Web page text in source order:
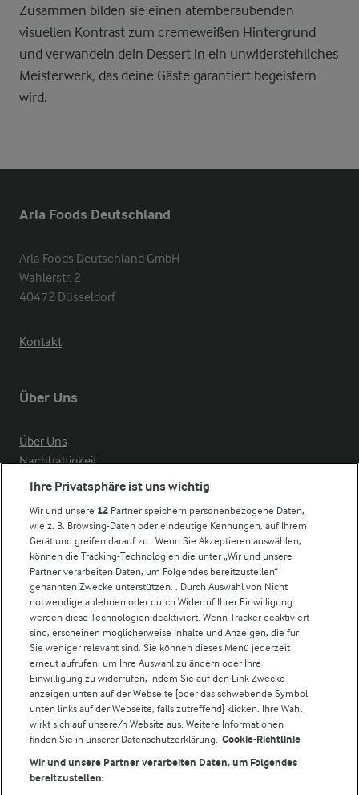
Zusammen bilden sie einen atemberaubenden
visuellen Kontrast zum cremeweißen Hintergrund
und verwandeln dein Dessert in ein unwiderstehliches
Meisterwerk, das deine Gäste garantiert begeistern
wird.
Arla Foods Deutschland
Arla Foods Deutschland GmbH
Wahlerstr. 2
40472 Düsseldorf
Kontakt
Über Uns
Über Uns
Nachhaltigkeit
Compliance
Arla in anderen Ländern
Weitere Arla Websites
Castello
Lurpak
Arla Pro
Für unsere Landwirt:innen
Folge uns!
Ihre Privatsphäre ist uns wichtig
Wir und unsere 12 Partner speichern personenbezogene Daten,
wie z. B. Browsing-Daten oder eindeutige Kennungen, auf Ihrem
Gerät und greifen darauf zu . Wenn Sie Akzeptieren auswählen,
können die Tracking-Technologien die unter „Wir und unsere
Partner verarbeiten Daten, um Folgendes bereitzustellen“
genannten Zwecke unterstützen. . Durch Auswahl von Nicht
notwendige ablehnen oder durch Widerruf Ihrer Einwilligung
werden diese Technologien deaktiviert. Wenn Tracker deaktiviert
sind, erscheinen möglicherweise Inhalte und Anzeigen, die für
Sie weniger relevant sind. Sie können dieses Menü jederzeit
erneut aufrufen, um Ihre Auswahl zu ändern oder Ihre
Einwilligung zu widerrufen, indem Sie auf den Link Zwecke
anzeigen unten auf der Webseite [oder das schwebende Symbol
unten links auf der Webseite, falls zutreffend] klicken. Ihre Wahl
wirkt sich auf unsere/n Website aus. Weitere Informationen
finden Sie in unserer Datenschutzerklärung. Cookie-Richtlinie
Wir und unsere Partner verarbeiten Daten, um Folgendes
bereitzustellen: